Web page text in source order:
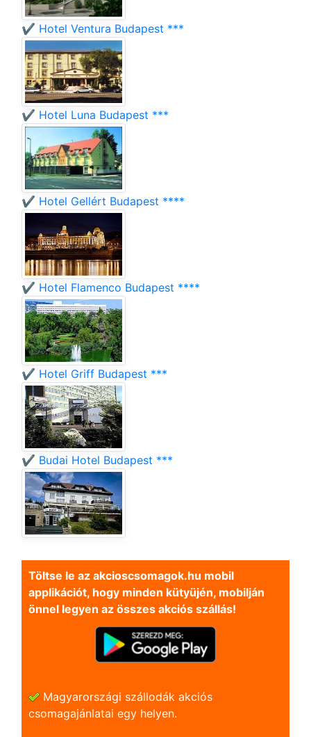
✔️ Hotel Ventura Budapest ***
✔️ Hotel Luna Budapest ***
✔️ Hotel Gellért Budapest ****
✔️ Hotel Flamenco Budapest ****
✔️ Hotel Griff Budapest ***
✔️ Budai Hotel Budapest ***
Töltse le az akcioscsomagok.hu mobil
applikációt, hogy minden kütyüjén, mobilján
önnel legyen az összes akciós szállás!
Magyarországi szállodák akciós
csomagajánlatai egy helyen.